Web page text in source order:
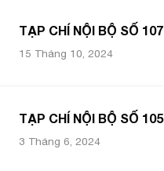
TẠP CHÍ NỘI BỘ SỐ 107
15 Tháng 10, 2024
TẠP CHÍ NỘI BỘ SỐ 105
3 Tháng 6, 2024